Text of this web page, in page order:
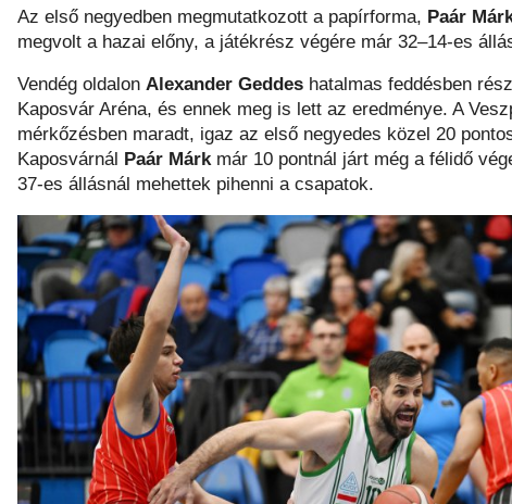
Az első negyedben megmutatkozott a papírforma, Paár
megvolt a hazai előny, a játékrész végére már 32–14-es
Vendég oldalon Alexander Geddes hatalmas feddésben
Kaposvár Aréna, és ennek meg is lett az eredménye. A
mérkőzésben maradt, igaz az első negyedes közel 20
Kaposvárnál Paár Márk már 10 pontnál járt még a félidő
37-es állásnál mehettek pihenni a csapatok.